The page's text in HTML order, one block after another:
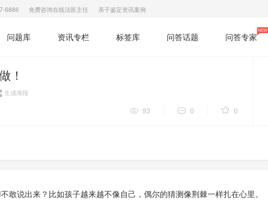
6886 免费咨询在线法医主任 亲子鉴定资讯案例
问题库 资讯专栏 标签库 问答话题 问答专家
NEW
！
生成海报
93 0 0
敢说出来？比如孩子越来越不像自己，偶尔的猜测像荆棘一样扎在心里。